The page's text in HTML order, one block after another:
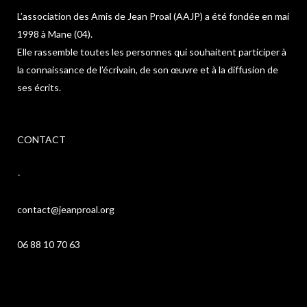
L’association des Amis de Jean Proal (AAJP) a été fondée en mai
1998 à Mane (04).
Elle rassemble toutes les personnes qui souhaitent participer à
la connaissance de l’écrivain, de son œuvre et à la diffusion de
ses écrits.
CONTACT
-
contact@jeanproal.org
06 88 10 70 63